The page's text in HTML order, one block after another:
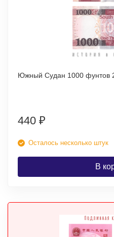
Южный Судан 1000 фунтов
440 ₽
Осталось несколько штук
В